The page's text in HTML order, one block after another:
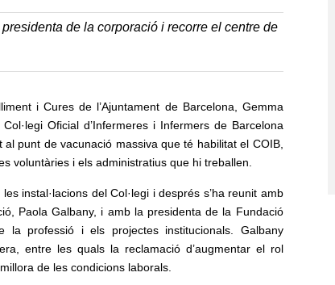
de la corporació i recorre el centre de
i Cures de l’Ajuntament de Barcelona, Gemma
Oficial d’Infermeres i Infermers de Barcelona
punt de vacunació massiva que té habilitat el COIB,
voluntàries i els administratius que hi treballen.
instal·lacions del Col·legi i després s’ha reunit amb
Paola Galbany, i amb la presidenta de la Fundació
professió i els projectes institucionals. Galbany
entre les quals la reclamació d’augmentar el rol
de les condicions laborals.